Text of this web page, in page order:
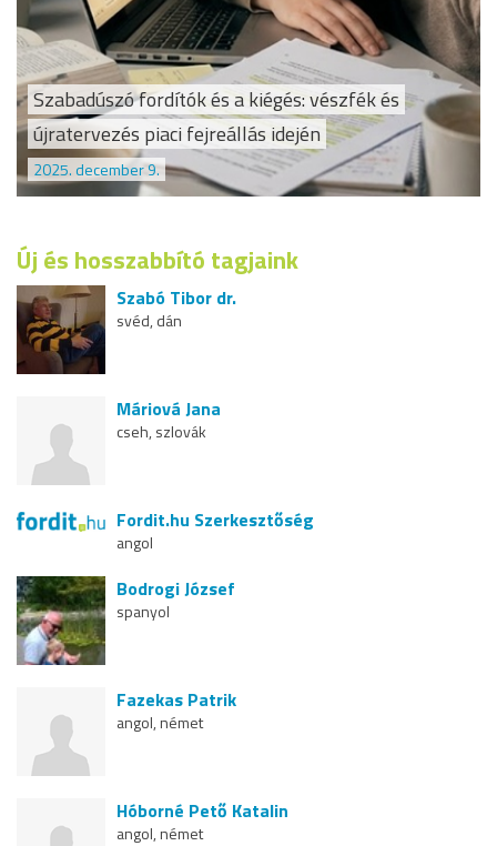
Szabadúszó fordítók és a kiégés: vészfék és
újratervezés piaci fejreállás idején
2025. december 9.
Új és hosszabbító tagjaink
Szabó Tibor dr.
svéd, dán
Máriová Jana
cseh, szlovák
Fordit.hu Szerkesztőség
angol
Bodrogi József
spanyol
Fazekas Patrik
angol, német
Hóborné Pető Katalin
angol, német